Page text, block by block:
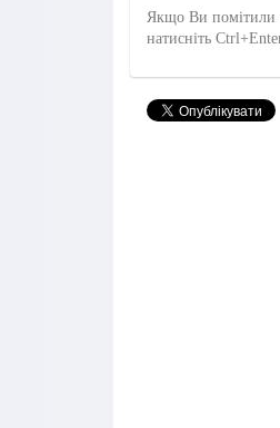
Якщо Ви помітили
натисніть